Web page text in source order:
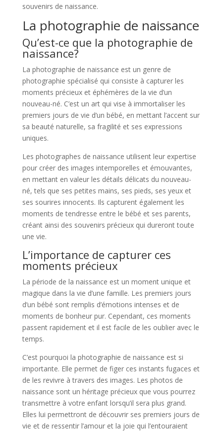
souvenirs de naissance.
La photographie de naissance
Qu’est-ce que la photographie de
naissance?
La photographie de naissance est un genre de
photographie spécialisé qui consiste à capturer les
moments précieux et éphémères de la vie d’un
nouveau-né. C’est un art qui vise à immortaliser les
premiers jours de vie d’un bébé, en mettant l’accent sur
sa beauté naturelle, sa fragilité et ses expressions
uniques.
Les photographes de naissance utilisent leur expertise
pour créer des images intemporelles et émouvantes,
en mettant en valeur les détails délicats du nouveau-
né, tels que ses petites mains, ses pieds, ses yeux et
ses sourires innocents. Ils capturent également les
moments de tendresse entre le bébé et ses parents,
créant ainsi des souvenirs précieux qui dureront toute
une vie.
L’importance de capturer ces
moments précieux
La période de la naissance est un moment unique et
magique dans la vie d’une famille. Les premiers jours
d’un bébé sont remplis d’émotions intenses et de
moments de bonheur pur. Cependant, ces moments
passent rapidement et il est facile de les oublier avec le
temps.
C’est pourquoi la photographie de naissance est si
importante. Elle permet de figer ces instants fugaces et
de les revivre à travers des images. Les photos de
naissance sont un héritage précieux que vous pourrez
transmettre à votre enfant lorsqu’il sera plus grand.
Elles lui permettront de découvrir ses premiers jours de
vie et de ressentir l’amour et la joie qui l’entouraient